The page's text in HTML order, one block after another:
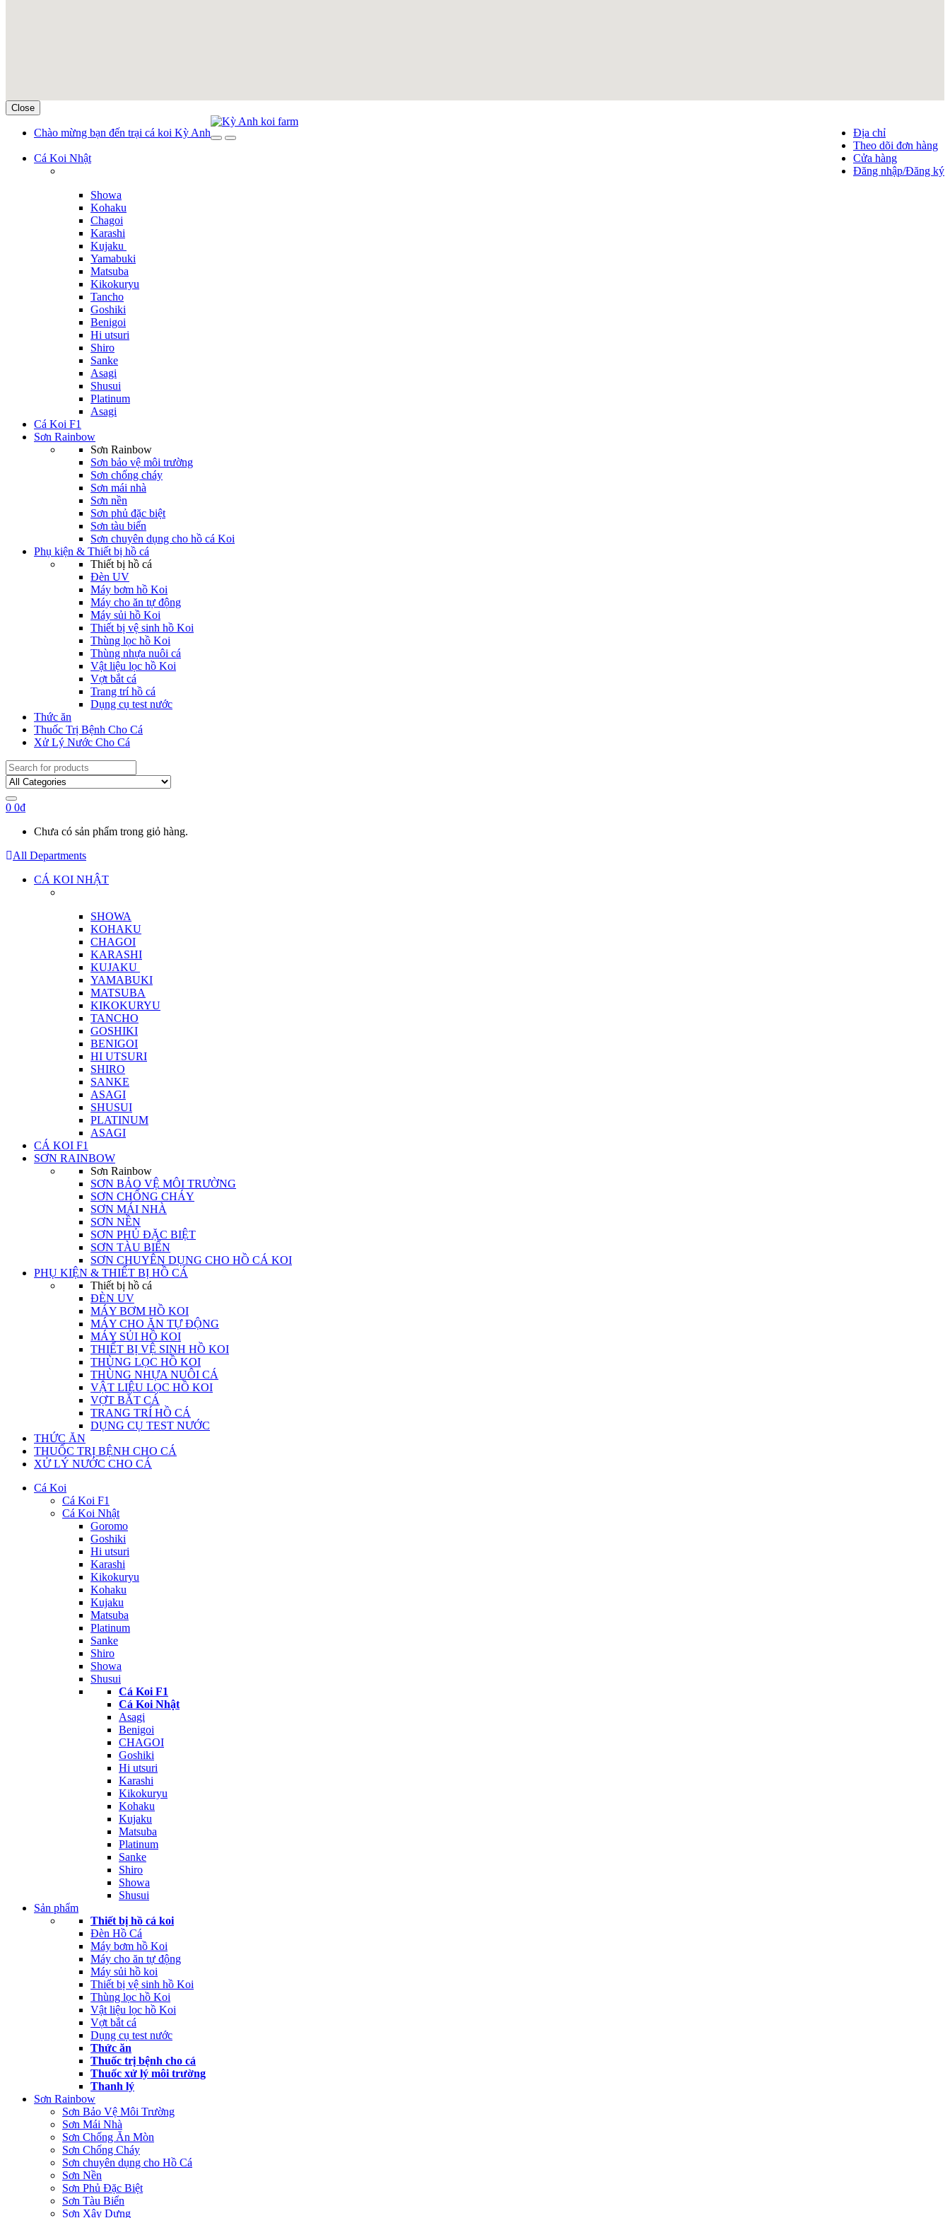
Close
Chào mừng bạn đến trại cá koi Kỳ Anh
Địa chỉ
Theo dõi đơn hàng
Cửa hàng
Đăng nhập/Đăng ký
Cá Koi Nhật
Showa
Kohaku
Chagoi
Karashi
Kujaku
Yamabuki
Matsuba
Kikokuryu
Tancho
Goshiki
Benigoi
Hi utsuri
Shiro
Sanke
Asagi
Shusui
Platinum
Asagi
Cá Koi F1
Sơn Rainbow
Sơn Rainbow
Sơn bảo vệ môi trường
Sơn chống cháy
Sơn mái nhà
Sơn nền
Sơn phủ đặc biệt
Sơn tàu biển
Sơn chuyên dụng cho hồ cá Koi
Phụ kiện & Thiết bị hồ cá
Thiết bị hồ cá
Đèn UV
Máy bơm hồ Koi
Máy cho ăn tự động
Máy sủi hồ Koi
Thiết bị vệ sinh hồ Koi
Thùng lọc hồ Koi
Thùng nhựa nuôi cá
Vật liệu lọc hồ Koi
Vợt bắt cá
Trang trí hồ cá
Dụng cụ test nước
Thức ăn
Thuốc Trị Bệnh Cho Cá
Xử Lý Nước Cho Cá
Search
for:
0 0₫
Chưa có sản phẩm trong giỏ hàng.
All Departments
CÁ KOI NHẬT
SHOWA
KOHAKU
CHAGOI
KARASHI
KUJAKU
YAMABUKI
MATSUBA
KIKOKURYU
TANCHO
GOSHIKI
BENIGOI
HI UTSURI
SHIRO
SANKE
ASAGI
SHUSUI
PLATINUM
ASAGI
CÁ KOI F1
SƠN RAINBOW
Sơn Rainbow
SƠN BẢO VỆ MÔI TRƯỜNG
SƠN CHỐNG CHÁY
SƠN MÁI NHÀ
SƠN NỀN
SƠN PHỦ ĐẶC BIỆT
SƠN TÀU BIỂN
SƠN CHUYÊN DỤNG CHO HỒ CÁ KOI
PHỤ KIỆN & THIẾT BỊ HỒ CÁ
Thiết bị hồ cá
ĐÈN UV
MÁY BƠM HỒ KOI
MÁY CHO ĂN TỰ ĐỘNG
MÁY SỦI HỒ KOI
THIẾT BỊ VỆ SINH HỒ KOI
THÙNG LỌC HỒ KOI
THÙNG NHỰA NUÔI CÁ
VẬT LIỆU LỌC HỒ KOI
VỢT BẮT CÁ
TRANG TRÍ HỒ CÁ
DỤNG CỤ TEST NƯỚC
THỨC ĂN
THUỐC TRỊ BỆNH CHO CÁ
XỬ LÝ NƯỚC CHO CÁ
Cá Koi
Cá Koi F1
Cá Koi Nhật
Goromo
Goshiki
Hi utsuri
Karashi
Kikokuryu
Kohaku
Kujaku
Matsuba
Platinum
Sanke
Shiro
Showa
Shusui
Cá Koi F1
Cá Koi Nhật
Asagi
Benigoi
CHAGOI
Goshiki
Hi utsuri
Karashi
Kikokuryu
Kohaku
Kujaku
Matsuba
Platinum
Sanke
Shiro
Showa
Shusui
Sản phẩm
Thiết bị hồ cá koi
Đèn Hồ Cá
Máy bơm hồ Koi
Máy cho ăn tự động
Máy sủi hồ koi
Thiết bị vệ sinh hồ Koi
Thùng lọc hồ Koi
Vật liệu lọc hồ Koi
Vợt bắt cá
Dụng cụ test nước
Thức ăn
Thuốc trị bệnh cho cá
Thuốc xử lý môi trường
Thanh lý
Sơn Rainbow
Sơn Bảo Vệ Môi Trường
Sơn Mái Nhà
Sơn Chống Ăn Mòn
Sơn Chống Cháy
Sơn chuyên dụng cho Hồ Cá
Sơn Nền
Sơn Phủ Đặc Biệt
Sơn Tàu Biển
Sơn Xây Dựng